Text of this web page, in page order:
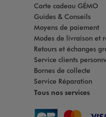
Carte cadeau GÉMO
Guides & Conseils
Moyens de paiement
Modes de livraison et
Retours et échanges
Service clients
Bornes de collecte
Service Réparation
Tous nos services